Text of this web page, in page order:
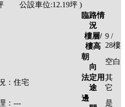
公設車位:12.19坪 )
臨路情
況
樓層/
樓高
9 /
28樓
朝
向
空白
住宅
法定用
途
其
它
---
邊
是